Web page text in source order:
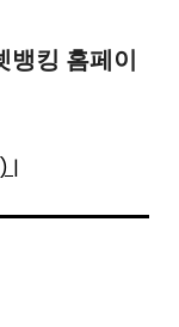
뱅킹 홈페이
|